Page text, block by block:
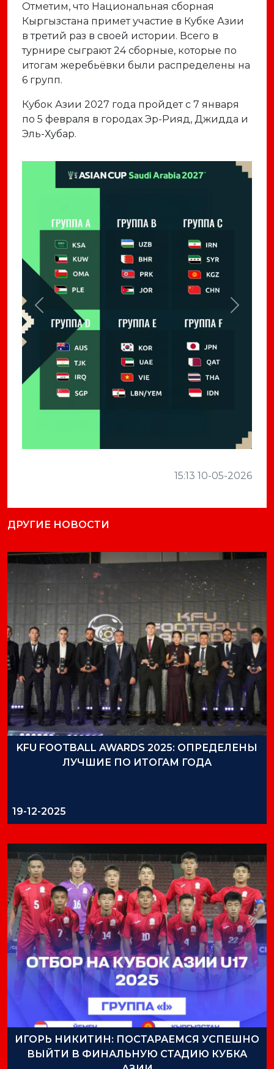
Отметим, что Национальная сборная
Кыргызстана примет участие в Кубке Азии
в третий раз в своей истории. Всего в
турнире сыграют 24 сборные, которые по
итогам жеребьёвки были распределены на
6 групп.
Кубок Азии 2027 года пройдет с 7 января
по 5 февраля в городах Эр-Рияд, Джидда и
Эль-Хубар.
Previous Next
15:13 10-05-2026
ДРУГИЕ НОВОСТИ
KFU FOOTBALL AWARDS 2025: ОПРЕДЕЛЕНЫ
ЛУЧШИЕ ПО ИТОГАМ ГОДА
19-12-2025
ИГОРЬ НИКИТИН: ПОСТАРАЕМСЯ УСПЕШНО
ВЫЙТИ В ФИНАЛЬНУЮ СТАДИЮ КУБКА